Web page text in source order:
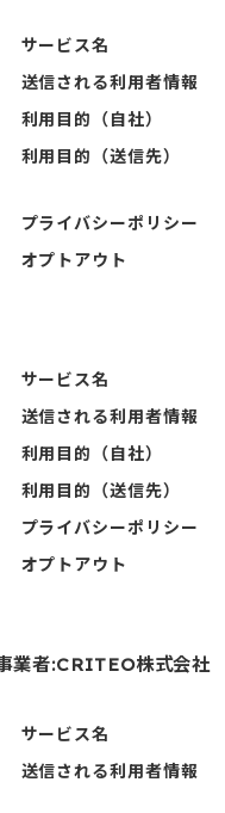
サービス名
送信される利用者情報
利用目的（自社）
利用目的（送信先）
プライバシーポリシー
オプトアウト
サービス名
送信される利用者情報
利用目的（自社）
利用目的（送信先）
プライバシーポリシー
オプトアウト
業者:CRITEO株式会社
サービス名
送信される利用者情報